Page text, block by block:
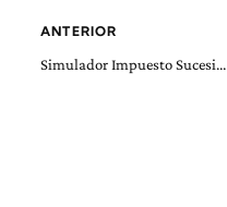
ANTERIOR
Simulador Impuesto Sucesiones y Donaciones estatal